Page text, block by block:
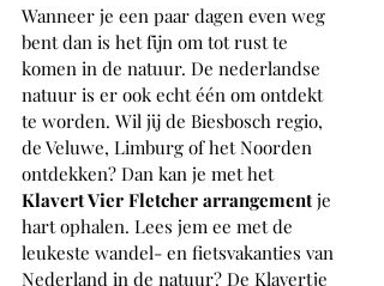
Wanneer je een paar dagen even weg
bent dan is het fijn om tot rust te
komen in de natuur. De nederlandse
natuur is er ook echt één om ontdekt
te worden. Wil jij de Biesbosch regio,
de Veluwe, Limburg of het Noorden
ontdekken? Dan kan je met het
Klavert Vier Fletcher arrangement je
hart ophalen. Lees jem ee met de
leukeste wandel- en fietsvakanties van
Nederland in de natuur? De Klavertje